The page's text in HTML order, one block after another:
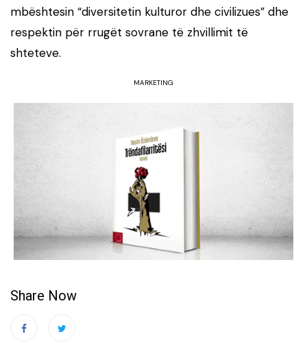
mbështesin “diversitetin kulturor dhe civilizues” dhe
respektin për rrugët sovrane të zhvillimit të
shteteve.
MARKETING
Share Now